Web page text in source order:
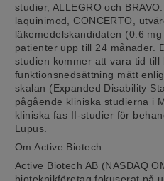
studier, ALLEGRO och
laquinimod, CONCERTO,
läkemedelskandidaten (0.6
patienter upp till 24 månader.
studien kommer att vara tid till
funktionsnedsättning mätt
skalan (Expanded Disability
pågående kliniska studierna i
kliniska fas II-studier för
Lupus.
Om Active Biotech
Active Biotech AB (NASDAQ
bioteknikföretag fokuserat på